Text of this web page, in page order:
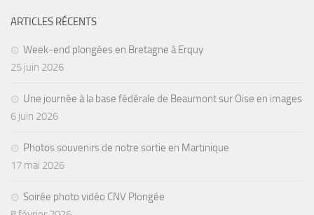
ARTICLES RÉCENTS
Week-end plongées en Bretagne à Erquy
25 juin 2026
Une journée à la base fédérale de Beaumont sur Oise en images
6 juin 2026
Photos souvenirs de notre sortie en Martinique
17 mai 2026
Soirée photo vidéo CNV Plongée